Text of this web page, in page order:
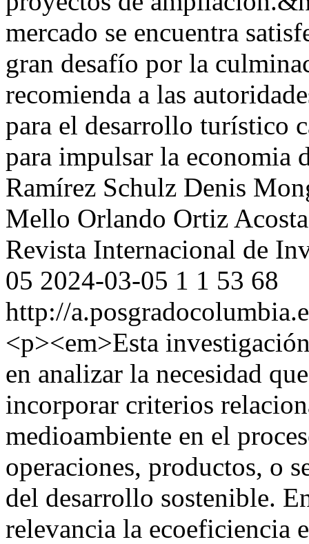
mercado se encuentra
gran desafío por la
recomienda a las
para el desarrollo turístico
para impulsar la economia
Ramírez Schulz Denis
Mello Orlando Ortiz Acosta
Revista Internacional de
05 2024-03-05 1 1 53 68
http://
<p><em>Esta
en analizar la necesidad
incorporar criterios
medioambiente en el
operaciones, productos, o
del desarrollo sostenible.
relevancia la ecoeficiencia